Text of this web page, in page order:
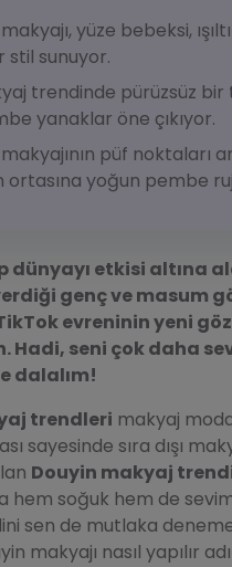
yüze bebeksi,
stil sunuyor.
trendinde pürüzsüz bir
yanaklar öne çıkıyor.
püf noktaları
ortasına yoğun pembe
dünyayı etkisi altına
genç ve masum
evreninin yeni
Hadi, seni çok daha
dalalım!
trendleri makyaj
sayesinde sıra dışı
Douyin makyaj
hem soğuk hem de
sen de mutlaka
makyajı nasıl yapılır